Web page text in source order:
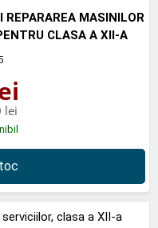
MASINILOR
CLASA A XII-A
lei